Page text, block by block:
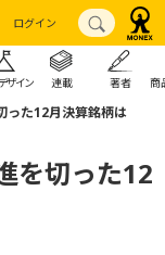
ログイン
ザイン 連載 著者 商
った12月決算銘柄は
を切った12